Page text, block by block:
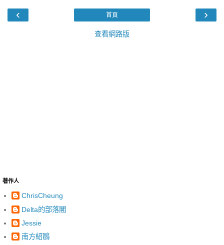
‹ ›
首頁
查看網路版
著作人
ChrisCheung
Delta的部落閣
Jessie
南方紹鷗